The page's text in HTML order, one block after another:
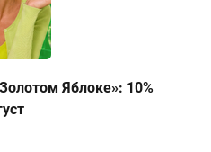
Яблоке»: 10%